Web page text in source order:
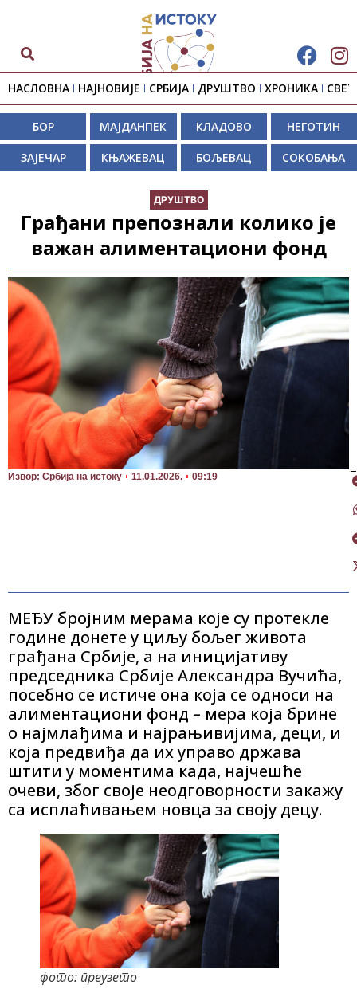
НАСЛОВНА НАЈНОВИЈЕ СРБИЈА ДРУШТВО ХРОНИКА СВЕТ
БОР МАЈДАНПЕК КЛАДОВО НЕГОТИН
ЗАЈЕЧАР КЊАЖЕВАЦ БОЉЕВАЦ СОКОБАЊА
ДРУШТВО
Грађани препознали колико је
важан алиментациони фонд
Извор: Србија на истоку 11.01.2026. 09:19
МЕЂУ бројним мерама које су протекле
године донете у циљу бољег живота
грађана Србије, а на иницијативу
председника Србије Александра Вучића,
посебно се истиче она која се односи на
алиментациони фонд – мера која брине
о најмлађима и најрањивијима, деци, и
која предвиђа да их управо држава
штити у моментима када, најчешће
очеви, због своје неодговорности закажу
са исплаћивањем новца за своју децу.
фото: преузето